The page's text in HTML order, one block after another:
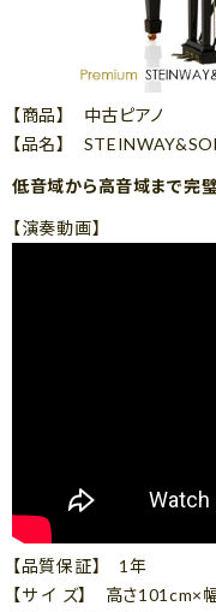
【商品】 中古ピアノ
【品名】
低音域から高音域まで完
【演奏動画】
【品質保証】 1年
【サ イ ズ】 高さ